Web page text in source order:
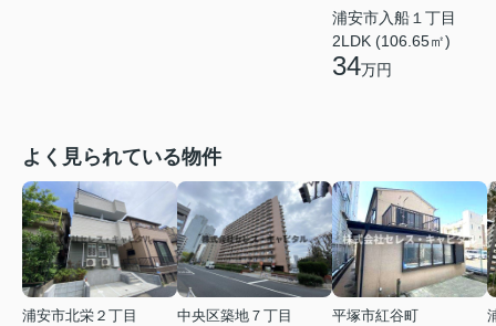
浦安市入船１丁目
2LDK (106.65㎡)
34万円
よく見られている物件
浦安市北栄２丁目
中央区築地７丁目
平塚市紅谷町